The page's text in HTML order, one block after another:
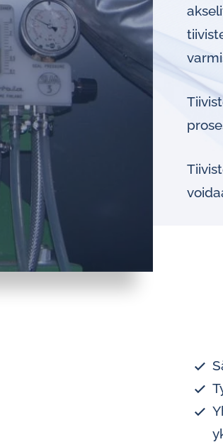
Kiertovoitelun
valvontajärjestelmät
Öljyanalysaattorit
Hälytys- ja